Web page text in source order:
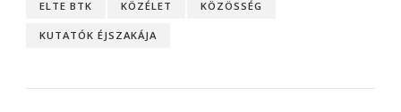
ELTE BTK KÖZÉLET KÖZÖSSÉG
KUTATÓK ÉJSZAKÁJA